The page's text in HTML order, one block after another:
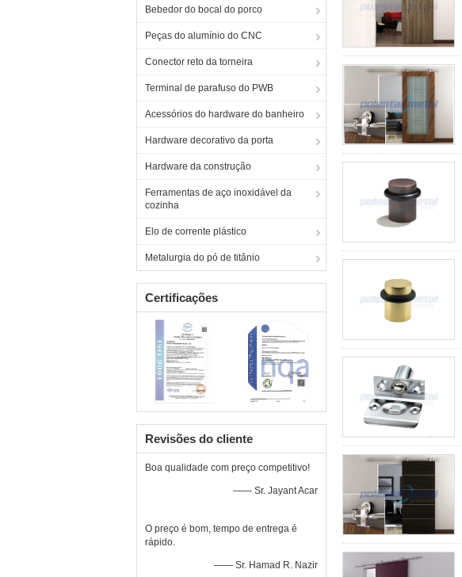
Bebedor do bocal do porco
Peças do alumínio do CNC
Conector reto da torneira
Terminal de parafuso do PWB
Acessórios do hardware do banheiro
Hardware decorativo da porta
Hardware da construção
Ferramentas de aço inoxidável da
cozinha
Elo de corrente plástico
Metalurgia do pó de titânio
Certificações
Revisões do cliente
Boa qualidade com preço competitivo!
—— Sr. Jayant Acar
O preço é bom, tempo de entrega é
rápido.
—— Sr. Hamad R. Nazir